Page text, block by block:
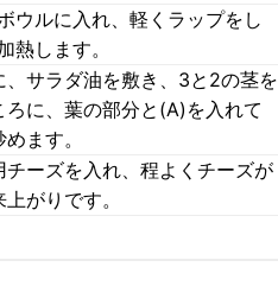
ウルに入れ、軽くラップをし
します。
サラダ油を敷き、3と2の茎を
に、葉の部分と(A)を入れて
ます。
ーズを入れ、程よくチーズが
がりです。